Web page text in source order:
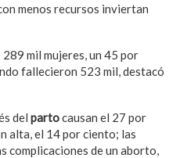
menos recursos inviertan
mil mujeres, un 45 por
fallecieron 523 mil, destacó
del partocausan el 27 por
alta, el 14 por ciento; las
complicaciones de un aborto,